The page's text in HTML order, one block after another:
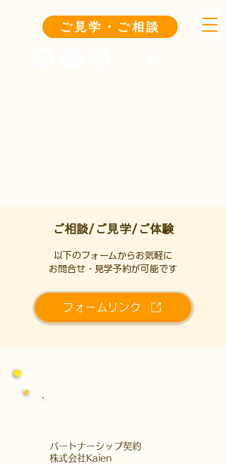
ご見学・ご相談
​ご相談/ご見学/ご体験
​以下のフォームからお気軽に
お問合せ・見学予約が可能です
フォームリンク
​パートナーシップ契約
​株式会社Kaien